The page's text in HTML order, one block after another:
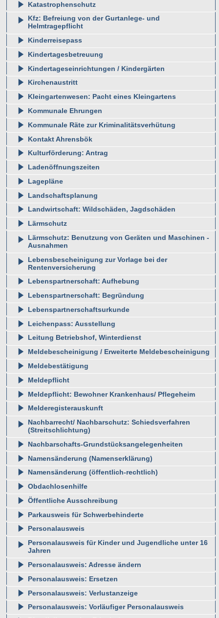
Katastrophenschutz
Kfz: Befreiung von der Gurtanlege- und
Helmtragepflicht
Kinderreisepass
Kindertagesbetreuung
Kindertageseinrichtungen / Kindergärten
Kirchenaustritt
Kleingartenwesen: Pacht eines Kleingartens
Kommunale Ehrungen
Kommunale Räte zur Kriminalitätsverhütung
Kontakt Ahrensbök
Kulturförderung: Antrag
Ladenöffnungszeiten
Lagepläne
Landschaftsplanung
Landwirtschaft: Wildschäden, Jagdschäden
Lärmschutz
Lärmschutz: Benutzung von Geräten und Maschinen -
Ausnahmen
Lebensbescheinigung zur Vorlage bei der
Rentenversicherung
Lebenspartnerschaft: Aufhebung
Lebenspartnerschaft: Begründung
Lebenspartnerschaftsurkunde
Leichenpass: Ausstellung
Leitung Betriebshof, Winterdienst
Meldebescheinigung / Erweiterte Meldebescheinigung
Meldebestätigung
Meldepflicht
Meldepflicht: Bewohner Krankenhaus/ Pflegeheim
Melderegisterauskunft
Nachbarrecht/ Nachbarschutz: Schiedsverfahren
(Streitschlichtung)
Nachbarschafts-Grundstücksangelegenheiten
Namensänderung (Namenserklärung)
Namensänderung (öffentlich-rechtlich)
Obdachlosenhilfe
Öffentliche Ausschreibung
Parkausweis für Schwerbehinderte
Personalausweis
Personalausweis für Kinder und Jugendliche unter 16
Jahren
Personalausweis: Adresse ändern
Personalausweis: Ersetzen
Personalausweis: Verlustanzeige
Personalausweis: Vorläufiger Personalausweis